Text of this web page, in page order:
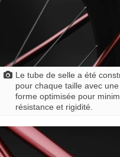
Le tube de selle a été
pour chaque taille avec
forme optimisée pour
résistance et rigidité.